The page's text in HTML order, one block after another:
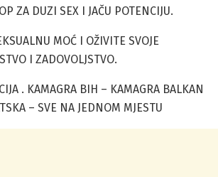
ZA DUZI SEX I JAČU POTENCIJU.
MOĆ I OŽIVITE SVOJE
I ZADOVOLJSTVO.
. KAMAGRA BIH – KAMAGRA BALKAN
– SVE NA JEDNOM MJESTU